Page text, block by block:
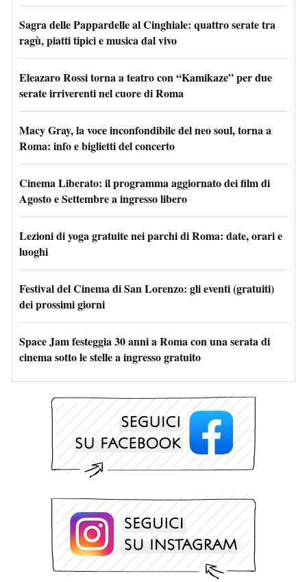
Sagra delle Pappardelle al Cinghiale: quattro serate tra
ragù, piatti tipici e musica dal vivo
Eleazaro Rossi torna a teatro con “Kamikaze” per due
serate irriverenti nel cuore di Roma
Macy Gray, la voce inconfondibile del neo soul, torna a
Roma: info e biglietti del concerto
Cinema Liberato: il programma aggiornato dei film di
Agosto e Settembre a ingresso libero
Lezioni di yoga gratuite nei parchi di Roma: date, orari e
luoghi
Festival del Cinema di San Lorenzo: gli eventi (gratuiti)
dei prossimi giorni
Space Jam festeggia 30 anni a Roma con una serata di
cinema sotto le stelle a ingresso gratuito